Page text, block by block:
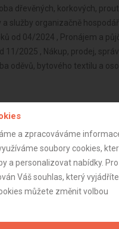
dřevěných, korkových,
služby organizačně
od 04/2024 , Pronájem a
11/2025 , Nákup, prodej,
oděvů, bytového textilu a
a zpracováváme
soubory cookies,
a personalizovat nabídky. Pro
Váš souhlas, který vyjádříte
můžete změnit volbou